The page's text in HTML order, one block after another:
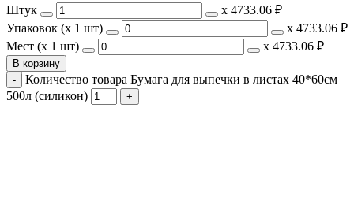
Штук
х 4733.06 ₽
Упаковок (x 1 шт)
х 4733.06 ₽
Мест (x 1 шт)
х 4733.06 ₽
В корзину
Количество товара Бумага для выпечки в листах 40*60см
500л (силикон)